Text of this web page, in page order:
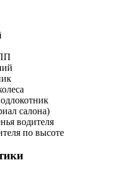
салона)
водителя
по высоте